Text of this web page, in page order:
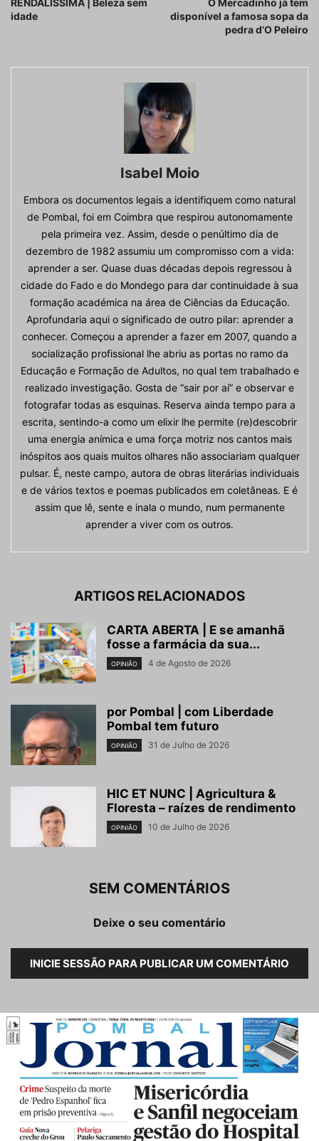
RENDALÍSSIMA | Beleza sem
idade
O Mercadinho já tem
disponível a famosa sopa da
pedra d’O Peleiro
Isabel Moio
Embora os documentos legais a identifiquem como natural
de Pombal, foi em Coimbra que respirou autonomamente
pela primeira vez. Assim, desde o penúltimo dia de
dezembro de 1982 assumiu um compromisso com a vida:
aprender a ser. Quase duas décadas depois regressou à
cidade do Fado e do Mondego para dar continuidade à sua
formação académica na área de Ciências da Educação.
Aprofundaria aqui o significado de outro pilar: aprender a
conhecer. Começou a aprender a fazer em 2007, quando a
socialização profissional lhe abriu as portas no ramo da
Educação e Formação de Adultos, no qual tem trabalhado e
realizado investigação. Gosta de “sair por aí” e observar e
fotografar todas as esquinas. Reserva ainda tempo para a
escrita, sentindo-a como um elixir lhe permite (re)descobrir
uma energia anímica e uma força motriz nos cantos mais
inóspitos aos quais muitos olhares não associariam qualquer
pulsar. É, neste campo, autora de obras literárias individuais
e de vários textos e poemas publicados em coletâneas. E é
assim que lê, sente e inala o mundo, num permanente
aprender a viver com os outros.
ARTIGOS RELACIONADOS
CARTA ABERTA | E se amanhã
fosse a farmácia da sua...
OPINIÃO 4 de Agosto de 2026
por Pombal | com Liberdade
Pombal tem futuro
OPINIÃO 31 de Julho de 2026
HIC ET NUNC | Agricultura &
Floresta – raízes de rendimento
OPINIÃO 10 de Julho de 2026
SEM COMENTÁRIOS
Deixe o seu comentário
INICIE SESSÃO PARA PUBLICAR UM COMENTÁRIO